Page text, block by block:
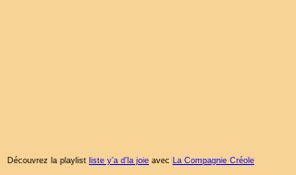
Découvrez la playlist liste y’a d’la joie avec La Compagnie Créole